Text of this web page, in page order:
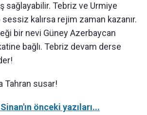
sağlayabilir. Tebriz ve Urmiye
kalırsa rejim zaman kazanır.
bir nevi Güney Azerbaycan
bağlı. Tebriz devam derse
Tahran susar!
önceki yazıları...